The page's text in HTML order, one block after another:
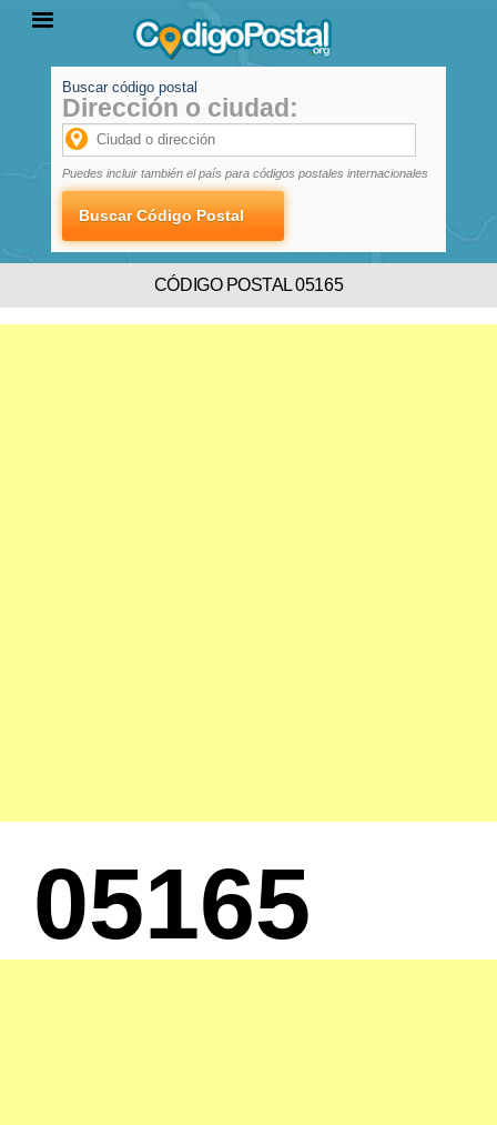
PROVINCIAS
LOCALIDADES
Buscar código postal
Dirección o ciudad:
Puedes incluir también el país para códigos postales internacionales
CÓDIGO POSTAL 05165
05165